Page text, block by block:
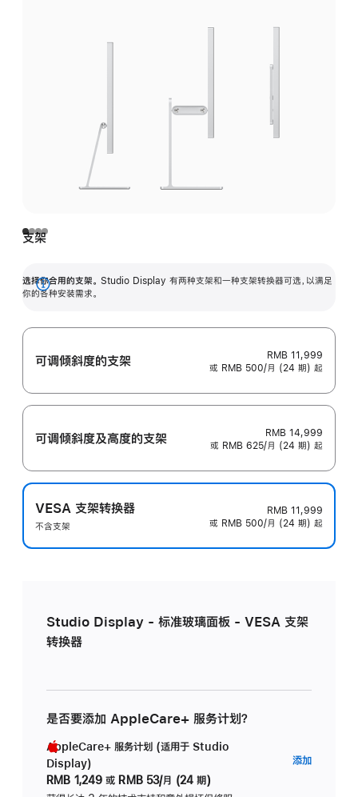
支架
选择你合用的支架。 Studio Display 有两种支架和一种支架转换器可选，以满足
你的各种安装需求。
展
可调倾斜度的支架
RMB 11,999
或 RMB 500/月 (24 期) 起
可调倾斜度及高‍度的支‍架
RMB 14,999
或 RMB 625/月 (24 期) 起
VESA 支架转换器
不含支架
RMB 11,999
或 RMB 500/月 (24 期) 起
Studio Display - 标准玻璃面板 - VESA 支架
转换器
是否要添加 AppleCare+ 服务计划？
AppleCare+ 服务计划 (适用于 Studio
Display)
RMB 1,249 或 RMB 53/月 (24 期)
添加